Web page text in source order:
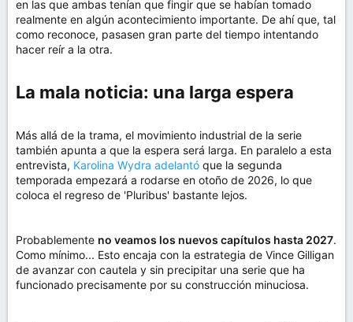
en las que ambas tenían que fingir que se habían tomado
realmente en algún acontecimiento importante. De ahí que, tal
como reconoce, pasasen gran parte del tiempo intentando
hacer reír a la otra.
La mala noticia: una larga espera​
Más allá de la trama, el movimiento industrial de la serie
también apunta a que la espera será larga. En paralelo a esta
entrevista, Karolina Wydra adelantó que la segunda
temporada empezará a rodarse en otoño de 2026, lo que
coloca el regreso de 'Pluribus' bastante lejos.
Probablemente no veamos los nuevos capítulos hasta 2027.
Como mínimo... Esto encaja con la estrategia de Vince Gilligan
de avanzar con cautela y sin precipitar una serie que ha
funcionado precisamente por su construcción minuciosa.